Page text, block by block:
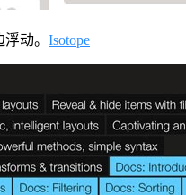
动。 Isotope